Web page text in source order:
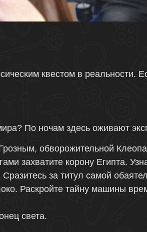
квестом в реальности.
По ночам здесь оживают
обворожительной
захватите корону Египта.
за титул самой
Раскройте тайну машины
света.